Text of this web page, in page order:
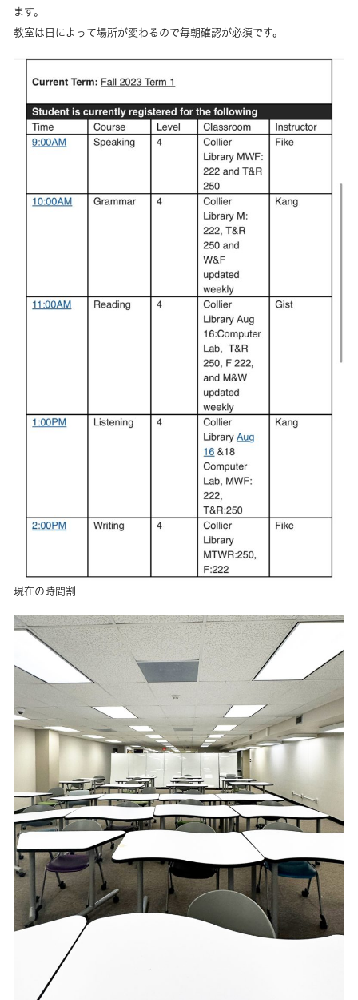
ます。
教室は日によって場所が変わるので毎朝確認が必須です。
現在の時間割